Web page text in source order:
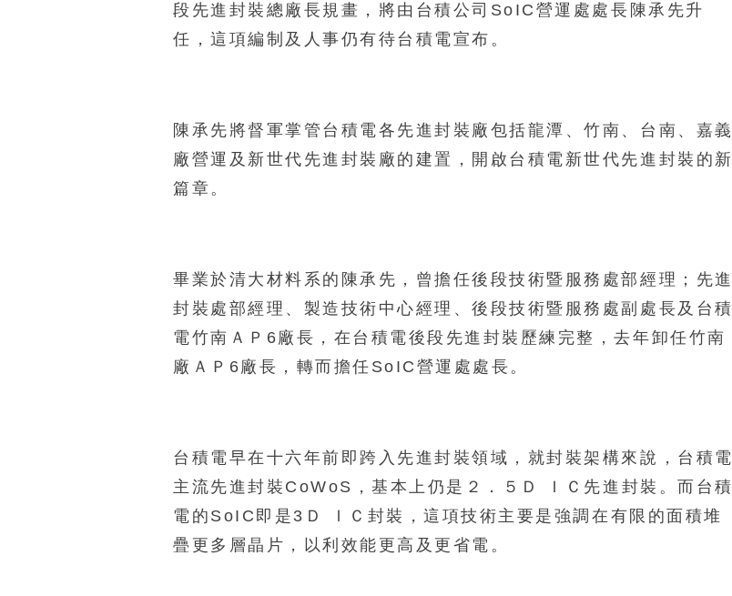
段先進封裝總廠長規畫，將由台積公司SoIC營運處處長陳承先升
任，這項編制及人事仍有待台積電宣布。
陳承先將督軍掌管台積電各先進封裝廠包括龍潭、竹南、台南、嘉義
廠營運及新世代先進封裝廠的建置，開啟台積電新世代先進封裝的新
篇章。
畢業於清大材料系的陳承先，曾擔任後段技術暨服務處部經理；先進
封裝處部經理、製造技術中心經理、後段技術暨服務處副處長及台積
電竹南ＡＰ6廠長，在台積電後段先進封裝歷練完整，去年卸任竹南
廠ＡＰ6廠長，轉而擔任SoIC營運處處長。
台積電早在十六年前即跨入先進封裝領域，就封裝架構來說，台積電
主流先進封裝CoWoS，基本上仍是２．５Ｄ ＩＣ先進封裝。而台積
電的SoIC即是3Ｄ ＩＣ封裝，這項技術主要是強調在有限的面積堆
疊更多層晶片，以利效能更高及更省電。